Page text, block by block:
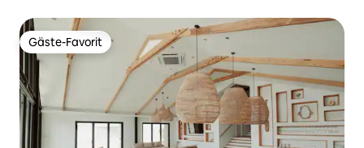
Gäste-Favorit
Gäste-Favorit